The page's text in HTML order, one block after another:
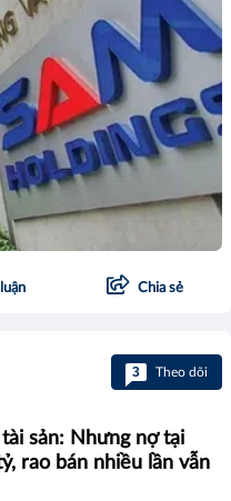
Chia sẻ
3 Theo dõi
sản: Nhưng nợ tại
rao bán nhiều lần vẫn